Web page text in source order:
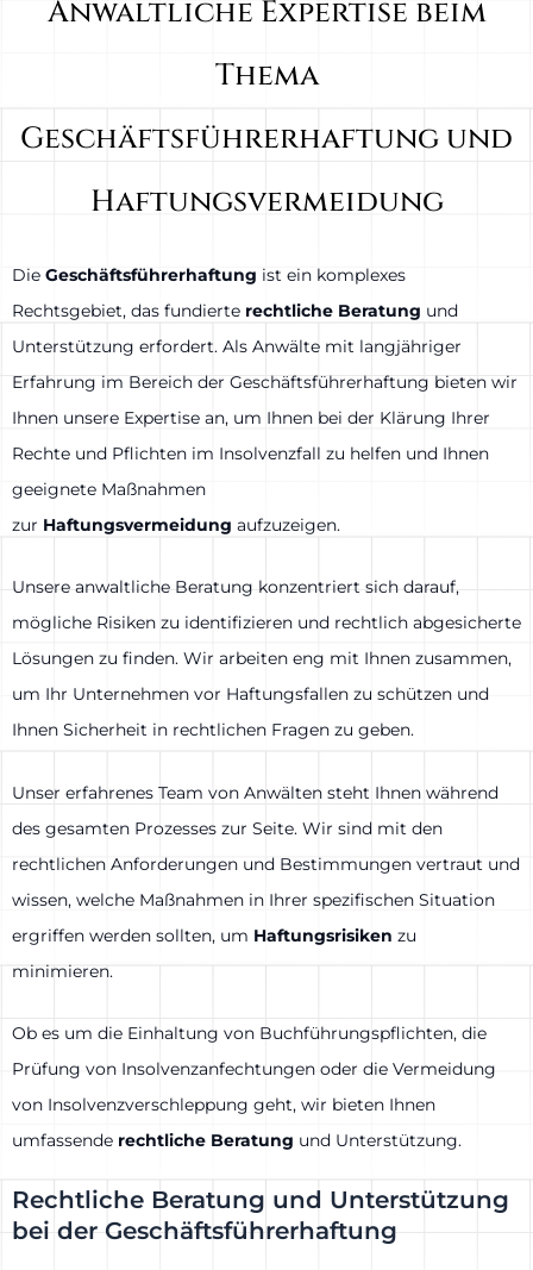
Anwaltliche Expertise beim
Thema
Geschäftsführerhaftung und
Haftungsvermeidung
Die Geschäftsführerhaftung ist ein komplexes
Rechtsgebiet, das fundierte rechtliche Beratung und
Unterstützung erfordert. Als Anwälte mit langjähriger
Erfahrung im Bereich der Geschäftsführerhaftung bieten wir
Ihnen unsere Expertise an, um Ihnen bei der Klärung Ihrer
Rechte und Pflichten im Insolvenzfall zu helfen und Ihnen
geeignete Maßnahmen
zur Haftungsvermeidung aufzuzeigen.
Unsere anwaltliche Beratung konzentriert sich darauf,
mögliche Risiken zu identifizieren und rechtlich abgesicherte
Lösungen zu finden. Wir arbeiten eng mit Ihnen zusammen,
um Ihr Unternehmen vor Haftungsfallen zu schützen und
Ihnen Sicherheit in rechtlichen Fragen zu geben.
Unser erfahrenes Team von Anwälten steht Ihnen während
des gesamten Prozesses zur Seite. Wir sind mit den
rechtlichen Anforderungen und Bestimmungen vertraut und
wissen, welche Maßnahmen in Ihrer spezifischen Situation
ergriffen werden sollten, um Haftungsrisiken zu
minimieren.
Ob es um die Einhaltung von Buchführungspflichten, die
Prüfung von Insolvenzanfechtungen oder die Vermeidung
von Insolvenzverschleppung geht, wir bieten Ihnen
umfassende rechtliche Beratung und Unterstützung.
Rechtliche Beratung und Unterstützung
bei der Geschäftsführerhaftung